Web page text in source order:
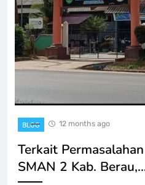
BLOG 12 months ago
Terkait
SMAN 2 Kab.